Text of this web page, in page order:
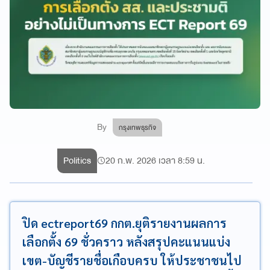
By กรุงเทพธุรกิจ
Politics 20 ก.พ. 2026 เวลา 8:59 น.
ปิด ectreport69 กกต.ยุติรายงานผลการ
เลือกตั้ง 69 ชั่วคราว หลังสรุปคะแนนแบ่ง
เขต-บัญชีรายชื่อเกือบครบ ให้ประชาชนไป